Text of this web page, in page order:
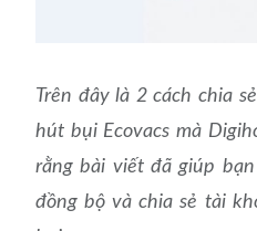
Trên đây là 2 cách chia
hút bụi Ecovacs mà
rằng bài viết đã giúp
đồng bộ và chia sẻ tài